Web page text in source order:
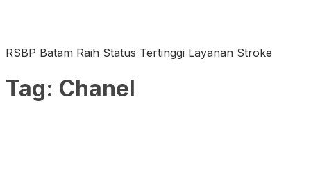
RSBP Batam Raih Status Tertinggi Layanan Stroke
Tag: Chanel